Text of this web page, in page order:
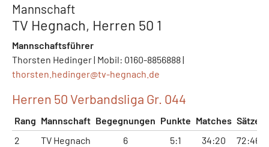
Mannschaft
TV Hegnach, Herren 50 1
Mannschaftsführer
Thorsten Hedinger | Mobil: 0160-8856888 |
thorsten.hedinger@tv-hegnach.de
Herren 50 Verbandsliga Gr. 044
Rang Mannschaft Begegnungen Punkte Matches Sätze
2
TV Hegnach
6 5:1 34:20 72:46